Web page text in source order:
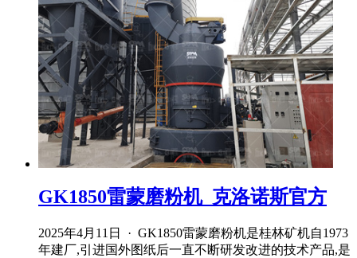
GK1850雷蒙磨粉机_克洛诺斯官方
2025年4月11日 · GK1850雷蒙磨粉机是桂林矿机自1973
年建厂,引进国外图纸后一直不断研发改进的技术产品,是